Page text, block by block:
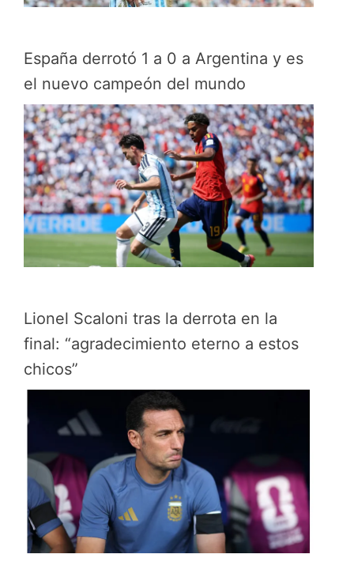
España derrotó 1 a 0 a Argentina y es
el nuevo campeón del mundo
Lionel Scaloni tras la derrota en la
final: “agradecimiento eterno a estos
chicos”